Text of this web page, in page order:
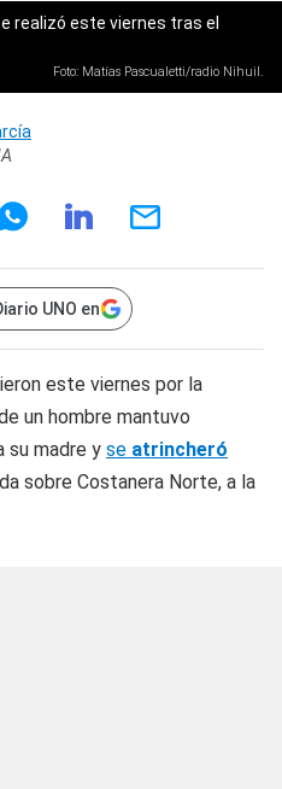
realizó este viernes tras el
Foto: Matías Pascualetti/radio Nihuil.
UNO en
este viernes por la
un hombre mantuvo
su madre y se atrincheró
sobre Costanera Norte, a la